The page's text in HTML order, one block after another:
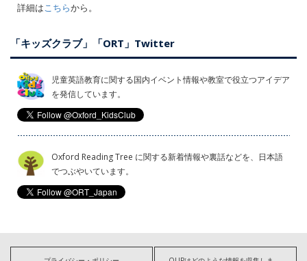
詳細は こちらから。
「キッズクラブ」「ORT」Twitter
児童英語教育に関する国内イベント情報や教室で役立つアイデア
を発信しています。
Oxford Reading Tree に関する新着情報や裏話などを、日本語
でつぶやいています。